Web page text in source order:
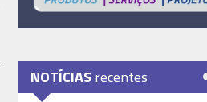
NOTÍCIASrecentes